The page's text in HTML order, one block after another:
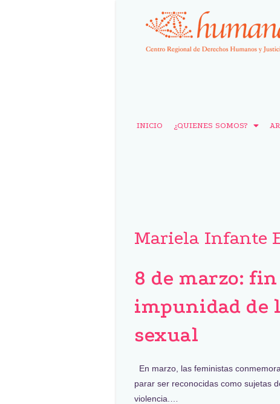
INICIO ¿QUIENES SOMOS?
Mariela Infante
8 de marzo:
impunidad de
sexual
En marzo, las feministas
parar ser reconocidas como sujetas
violencia.…